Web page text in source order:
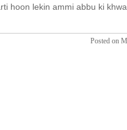
hoon lekin ammi abbu ki
Posted on